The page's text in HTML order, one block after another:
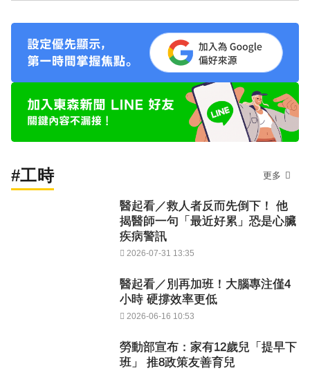
#工時 更多
醫起看／救人者反而先倒下！ 他
揭醫師一句「最近好累」恐是心臟
疾病警訊
2026-07-31 13:35
醫起看／別再加班！大腦專注僅4
小時 硬撐效率更低
2026-06-16 10:53
勞動部宣布：家有12歲兒「提早下
班」 推8政策友善育兒